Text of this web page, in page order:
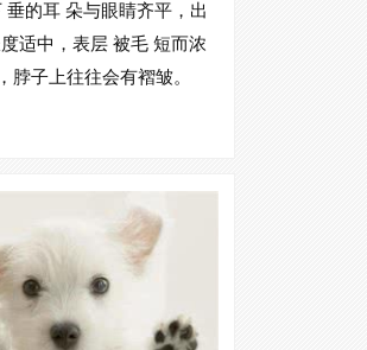
的耳 朵与眼睛齐平，出
适中，表层 被毛 短而浓
子上往往会有褶皱。